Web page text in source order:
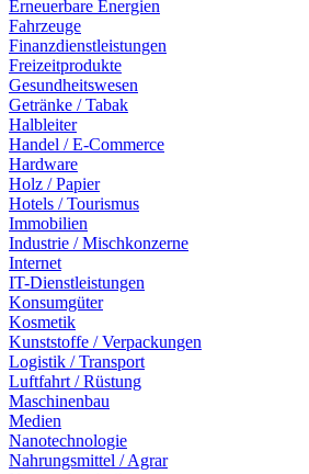
Erneuerbare Energien
Fahrzeuge
Finanzdienstleistungen
Freizeitprodukte
Gesundheitswesen
Getränke / Tabak
Halbleiter
Handel / E-Commerce
Hardware
Holz / Papier
Hotels / Tourismus
Immobilien
Industrie / Mischkonzerne
Internet
IT-Dienstleistungen
Konsumgüter
Kosmetik
Kunststoffe / Verpackungen
Logistik / Transport
Luftfahrt / Rüstung
Maschinenbau
Medien
Nanotechnologie
Nahrungsmittel / Agrar